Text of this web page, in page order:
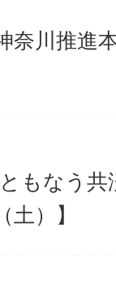
奈川推
もなう
）】